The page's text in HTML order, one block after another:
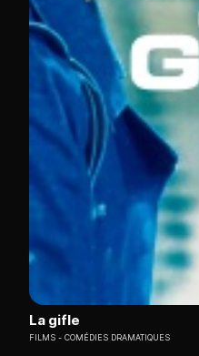
La gifle
FILMS COMÉDIES DRAMATIQUES